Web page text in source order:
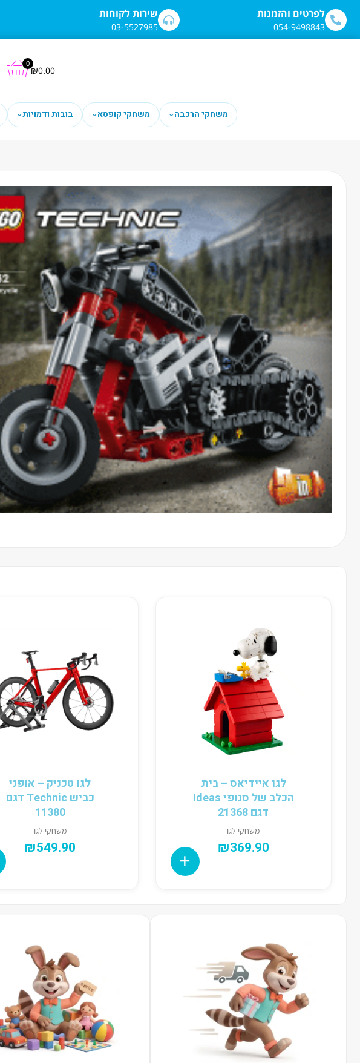
לתוכן שירות לקוחות
03-5527985
לפרטים והזמנות
054-9498843
₪0.00
0
משחקי הרכבה⌄ משחקי קופסא⌄ בובות ודמויות⌄
לגו איידיאס – בית
הכלב של סנופי Ideas
דגם 21368
משחקי לגו
₪369.90
לגו טכניק – אופני
כביש Technic דגם
11380
משחקי לגו
₪549.90